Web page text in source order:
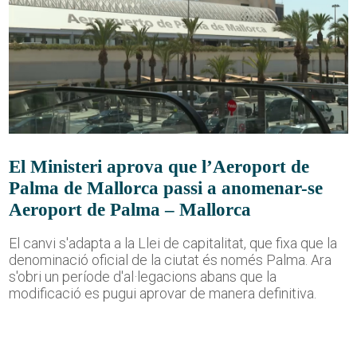
El Ministeri aprova que l’Aeroport de
Palma de Mallorca passi a anomenar-se
Aeroport de Palma – Mallorca
El canvi s'adapta a la Llei de capitalitat, que fixa que la
denominació oficial de la ciutat és només Palma. Ara
s'obri un període d'al·legacions abans que la
modificació es pugui aprovar de manera definitiva.